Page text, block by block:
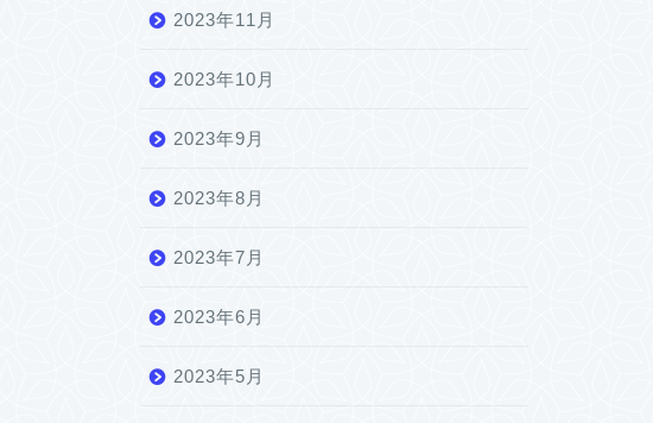
2023年11月
2023年10月
2023年9月
2023年8月
2023年7月
2023年6月
2023年5月